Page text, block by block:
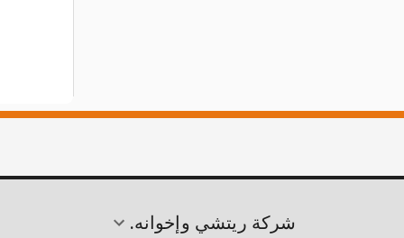
شركة ريتشي وإخوانه.